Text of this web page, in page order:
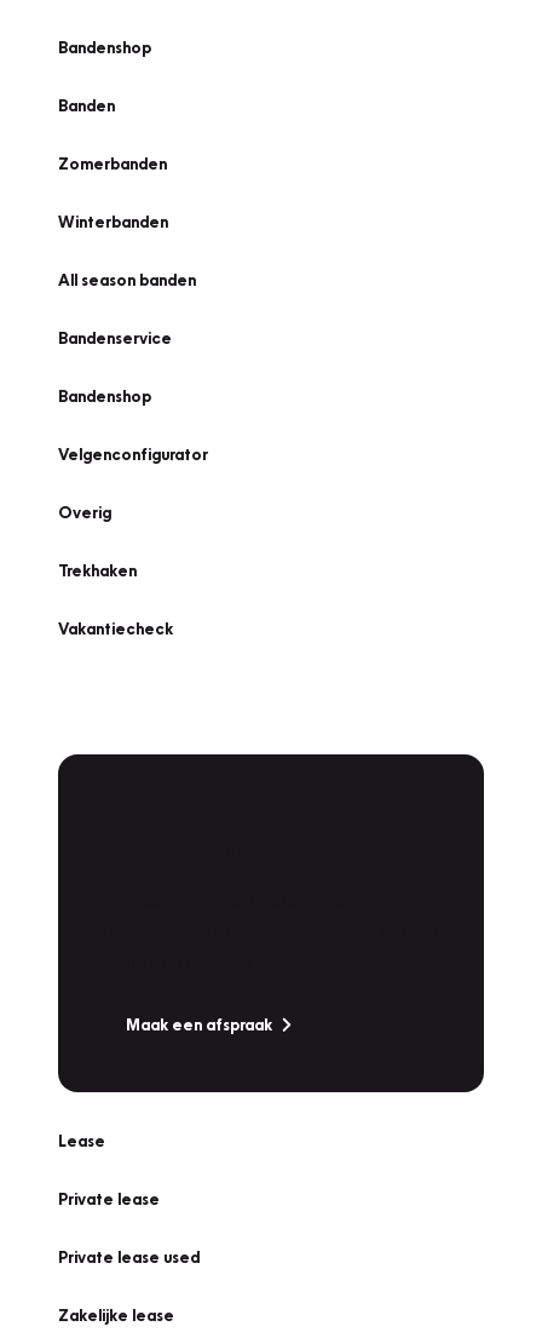
Bandenshop
Banden
Zomerbanden
Winterbanden
All season banden
Bandenservice
Bandenshop
Velgenconfigurator
Overig
Trekhaken
Vakantiecheck
Maak een afspraak
Lease
Private lease
Private lease used
Zakelijke lease